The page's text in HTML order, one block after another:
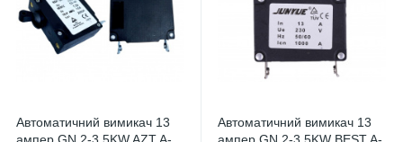
Автоматичний вимикач 13
Автоматичний вимикач 13